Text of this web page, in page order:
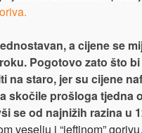
a cijene se
Pogotovo zato što
na staro, jer su cijene
skočile prošloga tjedna
se od najnižih razina u
veselju i “jeftinom”